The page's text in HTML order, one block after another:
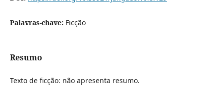
Palavras-chave: Ficção
Resumo
Texto de ficção: não apresenta resumo.